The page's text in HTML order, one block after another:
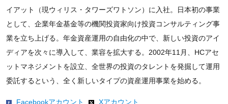
イアット（現ウィリス・タワーズワトソン）に入社。日本初の事業
として、企業年金基金等の機関投資家向け投資コンサルティング事
業を立ち上げる。年金資産運用の自由化の中で、新しい投資のアイ
ディアを次々に導入して、業容を拡大する。2002年11月、HCアセ
ットマネジメントを設立、全世界の投資のタレントを発掘して運用
委託するという、全く新しいタイプの資産運用事業を始める。
Facebookアカウント Xアカウント